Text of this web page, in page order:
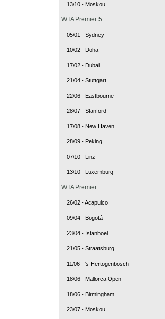
13/10 - Moskou
WTA Premier 5
05/01 - Sydney
10/02 - Doha
17/02 - Dubai
21/04 - Stuttgart
22/06 - Eastbourne
28/07 - Stanford
17/08 - New Haven
28/09 - Peking
07/10 - Linz
13/10 - Luxemburg
WTA Premier
26/02 - Acapulco
09/04 - Bogotá
23/04 - Istanboel
21/05 - Straatsburg
11/06 - 's-Hertogenbosch
18/06 - Mallorca Open
18/06 - Birmingham
23/07 - Moskou